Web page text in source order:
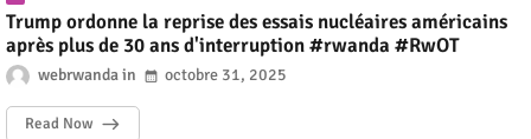
Trump ordonne la reprise des essais nucléaires américains
après plus de 30 ans d'interruption #rwanda #RwOT
webrwanda octobre 31, 2025
Read Now